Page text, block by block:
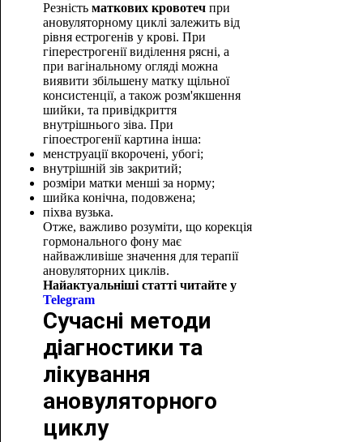
Резність маткових кровотечпри
ановуляторному циклі залежить від
рівня естрогенів у крові. При
гіперестрогенії виділення рясні, а
при вагінальному огляді можна
виявити збільшену матку щільної
консистенції, а також розм'якшення
шийки, та привідкриття
внутрішнього зіва. При
гіпоестрогенії картина інша:
менструації вкорочені, убогі;
внутрішній зів закритий;
розміри матки менші за норму;
шийка конічна, подовжена;
піхва вузька.
Отже, важливо розуміти, що корекція
гормонального фону має
найважливіше значення для терапії
ановуляторних циклів.
Найактуальніші статті читайте у
Telegram
Сучасні методи
діагностики та
лікування
ановуляторного
циклу